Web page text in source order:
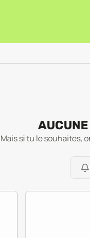
Mais si tu le souhaites,